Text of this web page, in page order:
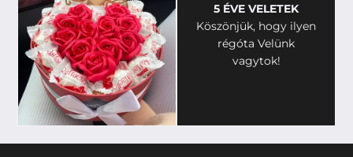
5 ÉVE VELETEK
Köszönjük, hogy ilyen
régóta Velünk
vagytok!